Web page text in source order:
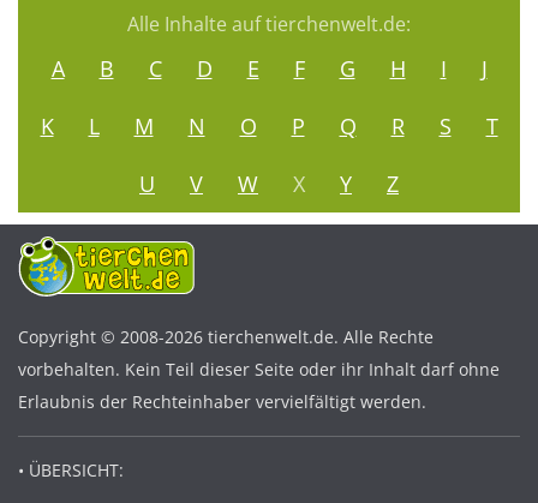
Alle Inhalte auf tierchenwelt.de:
A B C D E F G H I
J
K
L M N O P Q R S
T
U
V W X Y Z
Copyright © 2008-2026 tierchenwelt.de. Alle Rechte
vorbehalten. Kein Teil dieser Seite oder ihr Inhalt darf ohne
Erlaubnis der Rechteinhaber vervielfältigt werden.
• ÜBERSICHT: